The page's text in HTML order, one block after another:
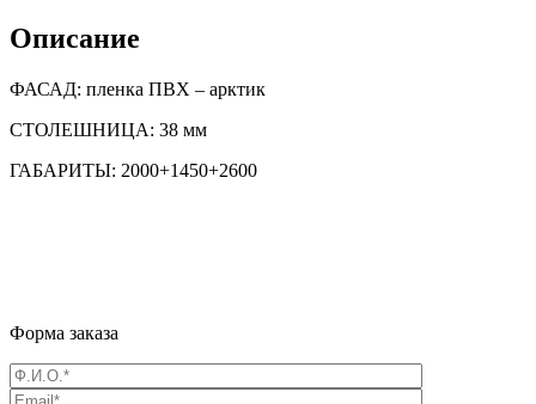
Описание
ФАСАД: пленка ПВХ – арктик
СТОЛЕШНИЦА: 38 мм
ГАБАРИТЫ: 2000+1450+2600
Форма заказа